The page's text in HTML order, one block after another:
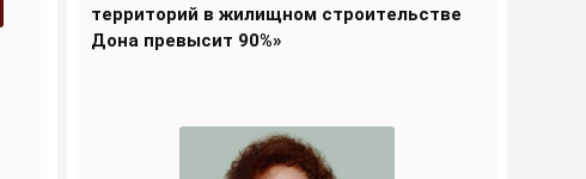
территорий в жилищном строительстве
Дона превысит 90%»